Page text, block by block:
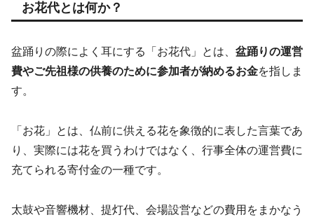
お花代とは何か？
盆踊りの際によく耳にする「お花代」とは、 盆踊りの運営
費やご先祖様の供養のために参加者が納めるお金を指しま
す。
「お花」とは、仏前に供える花を象徴的に表した言葉であ
り、実際には花を買うわけではなく、行事全体の運営費に
充てられる寄付金の一種です。
太鼓や音響機材、提灯代、会場設営などの費用をまかなう